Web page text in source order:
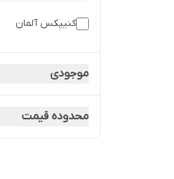
کنیپکس آلمان
موجودی
محدوده قیمت